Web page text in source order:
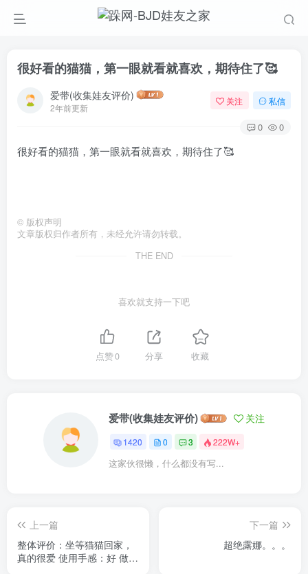
很好看的猫猫，第一眼就看就喜欢，期待住了🥰
爱带(收集娃友评价)
2年前更新
关注 私信
0 0
很好看的猫猫，第一眼就看就喜欢，期待住了🥰
© 版权声明
文章版权归作者所有，未经允许请勿转载。
THE END
喜欢就支持一下吧
点赞0 分享 收藏
爱带(收集娃友评价) 关注
1420 0 3 222W+
这家伙很懒，什么都没有写...
上一篇
整体评价：坐等猫猫回家，
真的很爱 使用手感：好 做工
下一篇
超绝露娜。。。